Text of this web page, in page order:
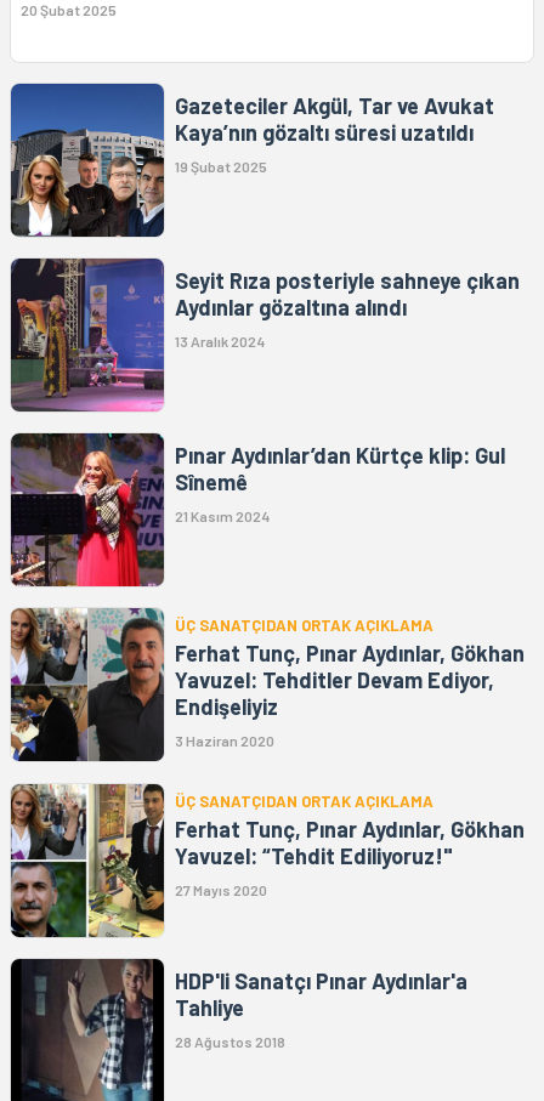
20 Şubat 2025
Gazeteciler Akgül, Tar ve Avukat
Kaya’nın gözaltı süresi uzatıldı
19 Şubat 2025
Seyit Rıza posteriyle sahneye çıkan
Aydınlar gözaltına alındı
13 Aralık 2024
Pınar Aydınlar’dan Kürtçe klip: Gul
Sînemê
21 Kasım 2024
ÜÇ SANATÇIDAN ORTAK AÇIKLAMA
Ferhat Tunç, Pınar Aydınlar, Gökhan
Yavuzel: Tehditler Devam Ediyor,
Endişeliyiz
3 Haziran 2020
ÜÇ SANATÇIDAN ORTAK AÇIKLAMA
Ferhat Tunç, Pınar Aydınlar, Gökhan
Yavuzel: “Tehdit Ediliyoruz!"
27 Mayıs 2020
HDP'li Sanatçı Pınar Aydınlar'a
Tahliye
28 Ağustos 2018